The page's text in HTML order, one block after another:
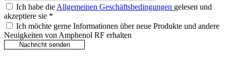
Ich habe dieAllgemeinen Geschäftsbedingungen gelesen und
akzeptiere sie *
Ich möchte gerne Informationen über neue Produkte und andere
Neuigkeiten von Amphenol RF erhalten